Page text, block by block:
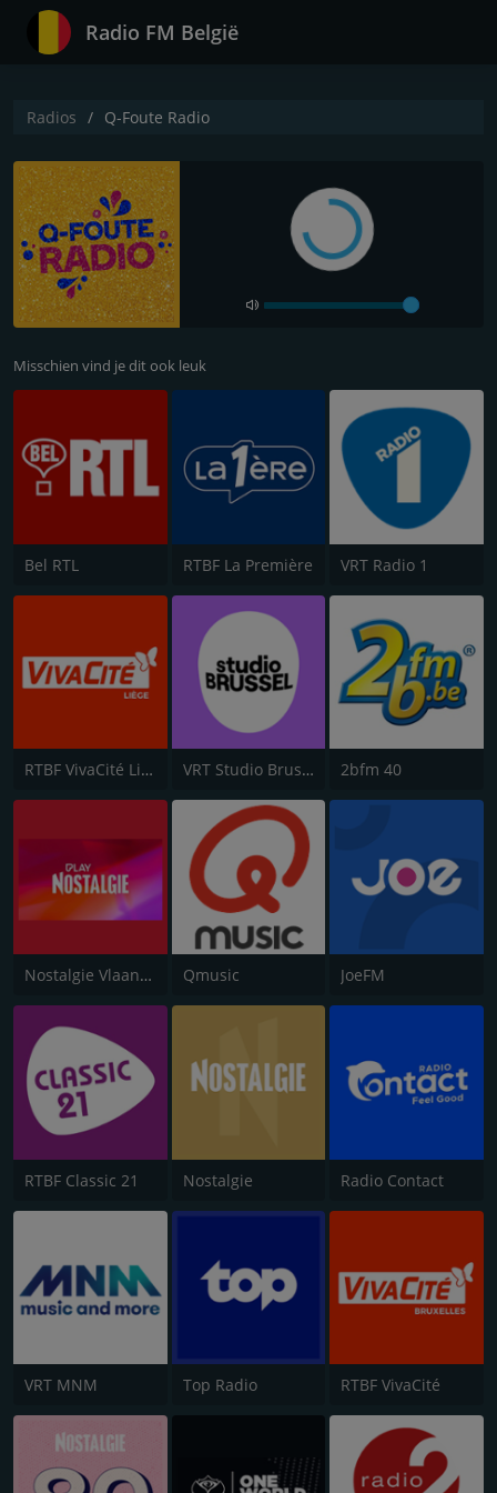
Radio FM België
Radios Q-Foute Radio
Misschien vind je dit ook leuk
Bel RTL RTBF La Première VRT Radio 1
RTBF VivaCité Liège VRT Studio Brussel 2bfm 40
Nostalgie Vlaanderen Qmusic JoeFM
RTBF Classic 21 Nostalgie Radio Contact
VRT MNM Top Radio RTBF VivaCité